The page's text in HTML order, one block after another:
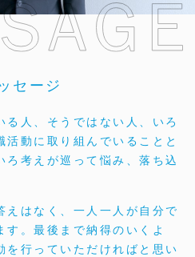
セージ
人、そうではない人、いろ
動に取り組んでいることと
ろ考えが巡って悩み、落ち込
えはなく、一人一人が自分で
。最後まで納得のいくよ
を行っていただければと思い